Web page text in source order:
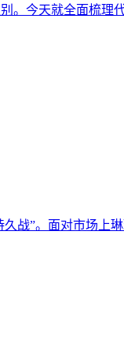
。今天就全面梳理
战”。面对市场上